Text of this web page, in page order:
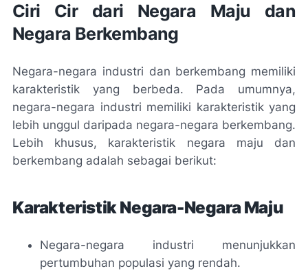
Ciri Cir dari Negara Maju dan
Negara Berkembang
Negara-negara industri dan berkembang memiliki
karakteristik yang berbeda. Pada umumnya,
negara-negara industri memiliki karakteristik yang
lebih unggul daripada negara-negara berkembang.
Lebih khusus, karakteristik negara maju dan
berkembang adalah sebagai berikut:
Karakteristik Negara-Negara Maju
Negara-negara industri menunjukkan
pertumbuhan populasi yang rendah.